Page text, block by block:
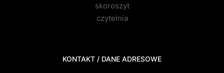
skoroszyt
czytelnia
KONTAKT / DANE ADRESOWE